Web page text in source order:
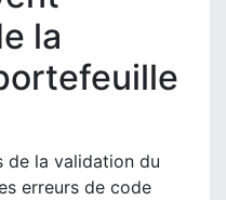
la
de la validation du
erreurs de code